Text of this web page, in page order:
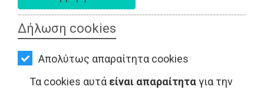
Δήλωση cookies
Απολύτως απαραίτητα cookies
Τα cookies αυτά είναι απαραίτηταγια την
ΑΥΤΟΔΙΟΙΚΗΣΗ
ΟΙΚΟΝΟΜΙΑ
ΑΘΛΗΤΙΣΜΟΣ